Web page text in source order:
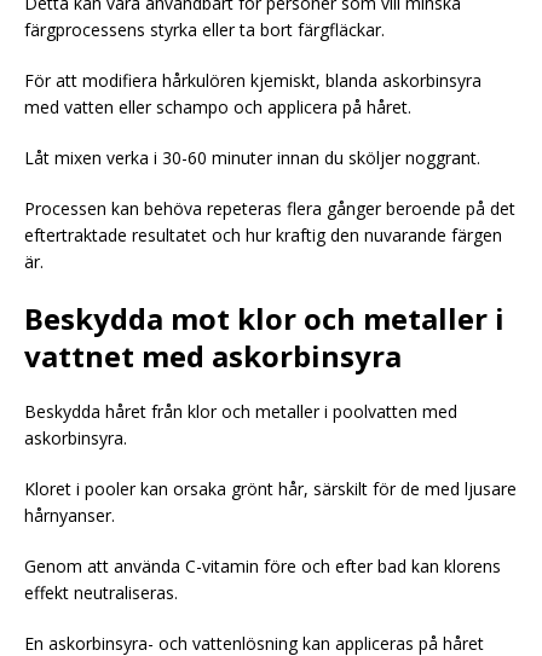
färgprocessens styrka eller ta bort färgfläckar.
För att modifiera hårkulören kjemiskt, blanda askorbinsyra
med vatten eller schampo och applicera på håret.
Låt mixen verka i 30-60 minuter innan du sköljer noggrant.
Processen kan behöva repeteras flera gånger beroende på det
eftertraktade resultatet och hur kraftig den nuvarande färgen
är.
Beskydda mot klor och metaller i
vattnet med askorbinsyra
Beskydda håret från klor och metaller i poolvatten med
askorbinsyra.
Kloret i pooler kan orsaka grönt hår, särskilt för de med ljusare
hårnyanser.
Genom att använda C-vitamin före och efter bad kan klorens
effekt neutraliseras.
En askorbinsyra- och vattenlösning kan appliceras på håret